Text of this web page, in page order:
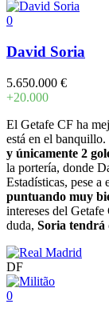
0
David Soria
5.650.000 €
+20.000
El Getafe CF ha
está en el banquillo.
y únicamente 2
la portería, donde
Estadísticas, pese a
puntuando muy
intereses del
duda, Soria tendrá
DF
0